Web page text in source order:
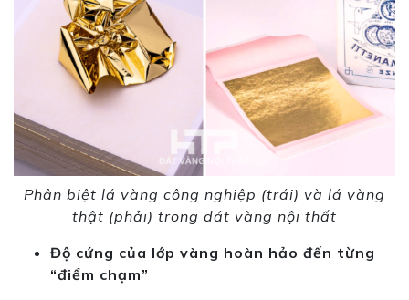
Phân biệt lá vàng công nghiệp (trái) và lá vàng
thật (phải) trong dát vàng nội thất
Độ cứng của lớp vàng hoàn hảo đến từng
“điểm chạm”